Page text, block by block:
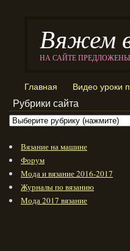
Вяжем
НА САЙТЕ
Главная Видео уроки
Рубрики сайта
Вязание на машине
Форум
Мода и вязание 2016-2017
Журналы по вязанию
Мода 2017 вязание